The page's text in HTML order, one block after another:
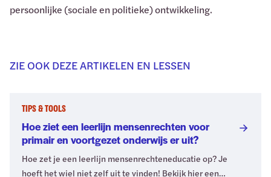
persoonlijke (sociale en politieke) ontwikkeling.
ZIE OOK DEZE ARTIKELEN EN LESSEN
Hoe ziet een leerlijn mensenrechten voor
primair en voortgezet onderwijs er uit?
TIPS & TOOLS
Hoe zet je een leerlijn mensenrechteneducatie op? Je
hoeft het wiel niet zelf uit te vinden! Bekijk hier een